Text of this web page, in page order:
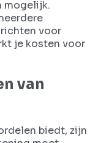
mogelijk.
voor
je kosten voor
van
biedt, zijn